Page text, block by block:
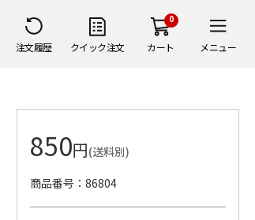
注文履歴 クイック注文
0
カート メニュー
850円(送料別)
商品番号
86804